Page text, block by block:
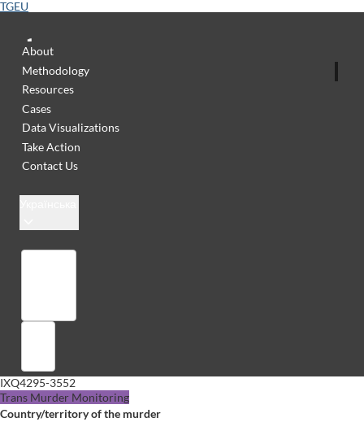
TGEU
About
Methodology
Resources
Cases
Data Visualizations
Take Action
Contact Us
IXQ4295-3552
Trans Murder Monitoring
Country/territory of the murder